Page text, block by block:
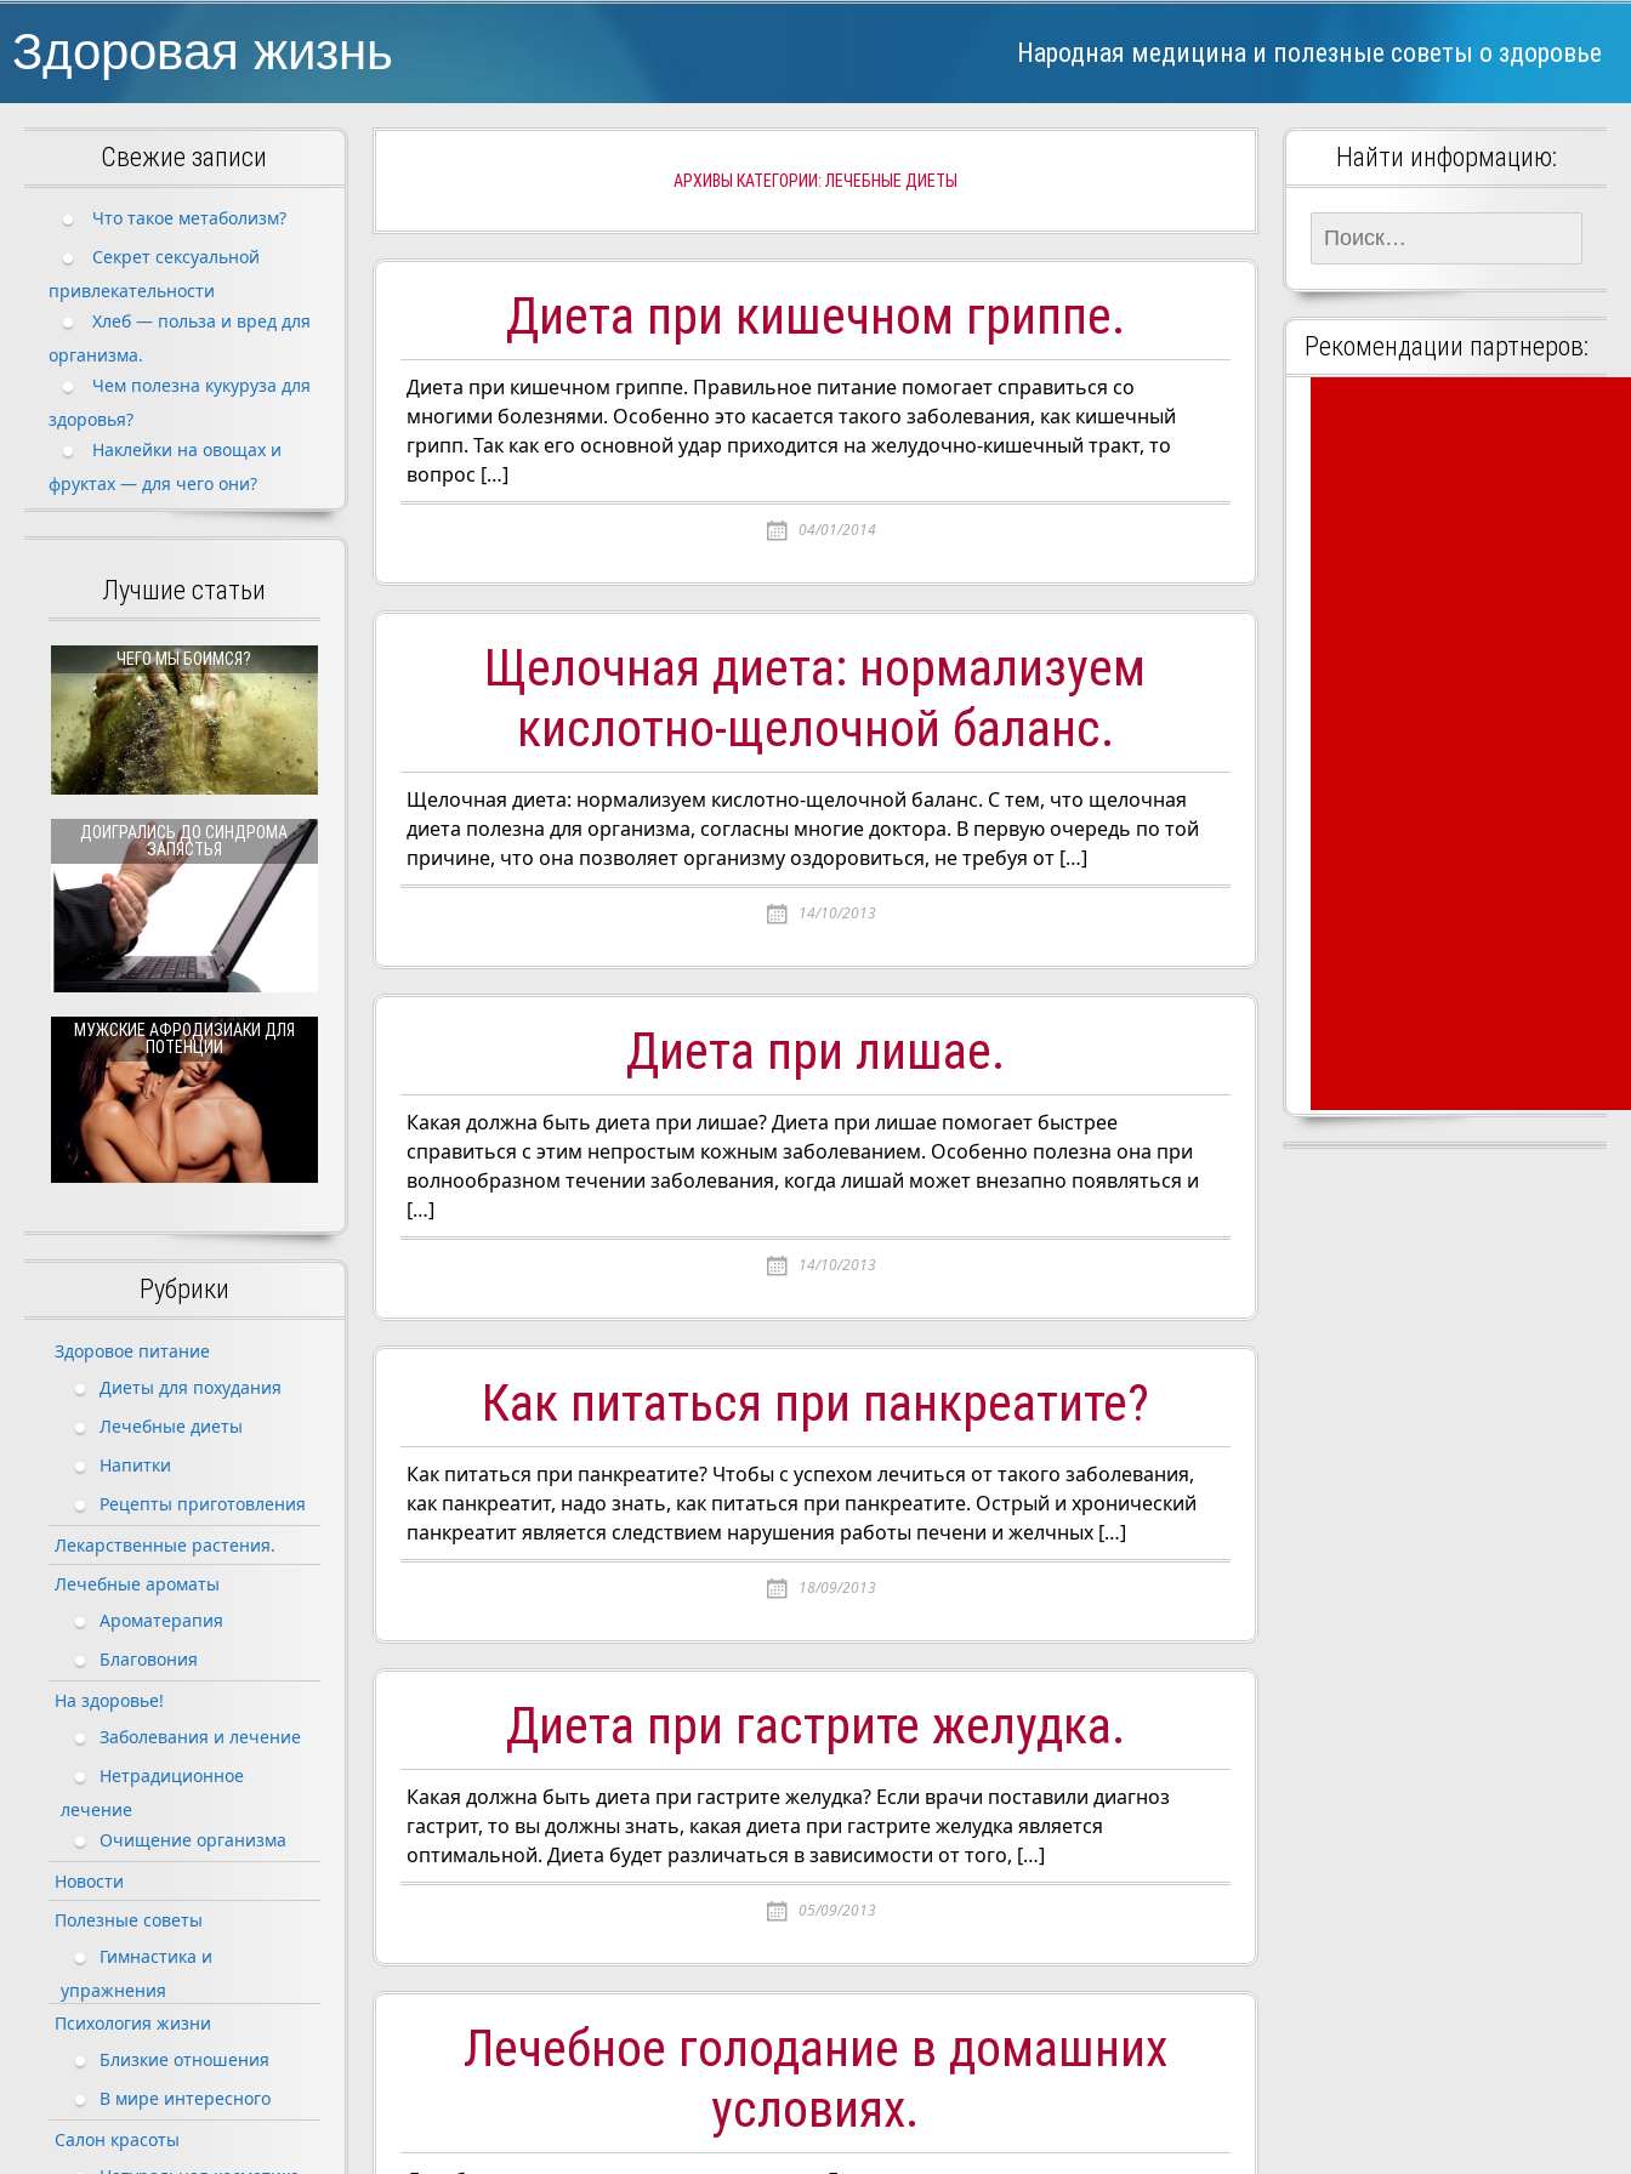
Здоровая жизнь Народная медицина и полезные советы о здоровье
АРХИВЫ КАТЕГОРИИ: ЛЕЧЕБНЫЕ ДИЕТЫ
Диета при кишечном гриппе.
Диета при кишечном гриппе. Правильное питание помогает справиться со
многими болезнями. Особенно это касается такого заболевания, как кишечный
грипп. Так как его основной удар приходится на желудочно-кишечный тракт, то
вопрос […]
04/01/2014
Щелочная диета: нормализуем
кислотно-щелочной баланс.
Щелочная диета: нормализуем кислотно-щелочной баланс. С тем, что щелочная
диета полезна для организма, согласны многие доктора. В первую очередь по той
причине, что она позволяет организму оздоровиться, не требуя от […]
14/10/2013
Диета при лишае.
Какая должна быть диета при лишае? Диета при лишае помогает быстрее
справиться с этим непростым кожным заболеванием. Особенно полезна она при
волнообразном течении заболевания, когда лишай может внезапно появляться и
[…]
14/10/2013
Как питаться при панкреатите?
Как питаться при панкреатите? Чтобы с успехом лечиться от такого заболевания,
как панкреатит, надо знать, как питаться при панкреатите. Острый и хронический
панкреатит является следствием нарушения работы печени и желчных […]
18/09/2013
Диета при гастрите желудка.
Какая должна быть диета при гастрите желудка? Если врачи поставили диагноз
гастрит, то вы должны знать, какая диета при гастрите желудка является
оптимальной. Диета будет различаться в зависимости от того, […]
05/09/2013
Лечебное голодание в домашних
условиях.
Свежие записи
Что такое метаболизм?
Секрет сексуальной
привлекательности
Хлеб — польза и вред для
организма.
Чем полезна кукуруза для
здоровья?
Наклейки на овощах и
фруктах — для чего они?
Лучшие статьи
ЧЕГО МЫ БОИМСЯ?
ДОИГРАЛИСЬ ДО СИНДРОМА
ЗАПЯСТЬЯ
МУЖСКИЕ АФРОДИЗИАКИ ДЛЯ
ПОТЕНЦИИ
Рубрики
Здоровое питание
Диеты для похудания
Лечебные диеты
Напитки
Рецепты приготовления
Лекарственные растения.
Лечебные ароматы
Ароматерапия
Благовония
На здоровье!
Заболевания и лечение
Нетрадиционное
лечение
Очищение организма
Новости
Полезные советы
Гимнастика и
упражнения
Психология жизни
Близкие отношения
В мире интересного
Салон красоты
Найти информацию:
Рекомендации партнеров: